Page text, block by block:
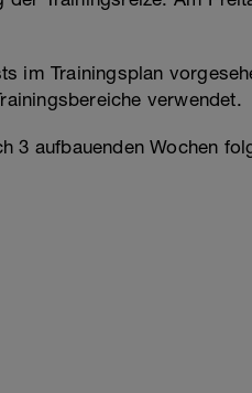
im Trainingsplan
verwendet.
3 aufbauenden Wochen